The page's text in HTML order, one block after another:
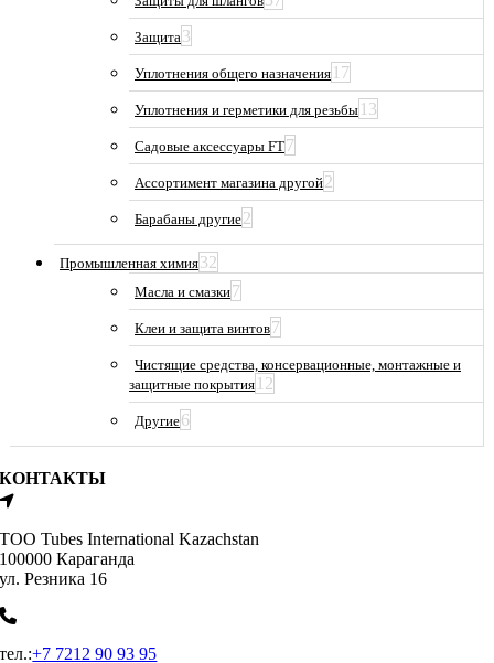
Защита3
Уплотнения общего назначения 17
Уплотнения и герметики для резьбы 13
Садовые аксессуары FT7
Ассортимент магазина другой2
Барабаны другие2
Промышленная химия32
Масла и смазки7
Клеи и защита винтов7
Чистящие средства, консервационные, монтажные и
защитные покрытия 12
Другие6
КОНТАКТЫ
ТОО Tubes International Kazachstan
100000 Караганда
ул. Резника 16
тел.:+7 7212 90 93 95